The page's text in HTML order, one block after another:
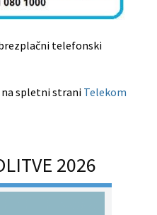
telefonski
spletni strani Telekom
2026